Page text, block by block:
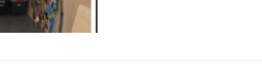
「５S活動」は、